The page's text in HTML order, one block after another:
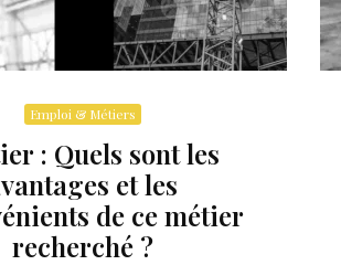
Emploi & Métiers
: Quels sont les
et les
de ce métier
recherché ?